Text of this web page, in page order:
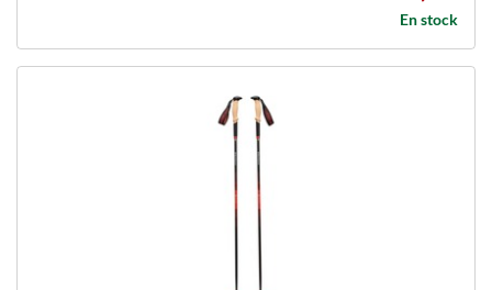
En stock